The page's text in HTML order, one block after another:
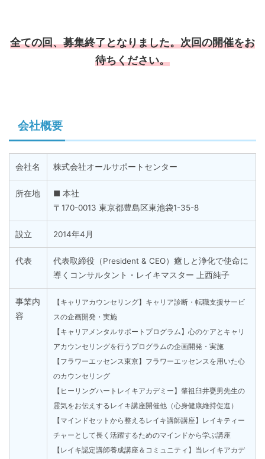
全ての回、募集終了となりました。次回の開催をお
待ちください。
会社概要
会社名 株式会社オールサポートセンター
所在地
■ 本社
〒170-0013 東京都豊島区東池袋1-35-8
設立 2014年4月
代表
代表取締役（President & CEO）癒しと浄化で使命に
導くコンサルタント・レイキマスター 上西純子
事業内
容
【キャリアカウンセリング】キャリア診断・転職支援サービ
スの企画開発・実施
【キャリアメンタルサポートプログラム】心のケアとキャリ
アカウンセリングを行うプログラムの企画開発・実施
【フラワーエッセンス東京】フラワーエッセンスを用いた心
のカウンセリング
【ヒーリングハートレイキアカデミー】肇祖臼井甕男先生の
霊気をお伝えするレイキ講座開催他（心身健康維持促進）
【マインドセットから整えるレイキ講師講座】レイキティー
チャーとして長く活躍するためのマインドから学ぶ講座
【レイキ認定講師養成講座＆コミュニティ】当レイキアカデ